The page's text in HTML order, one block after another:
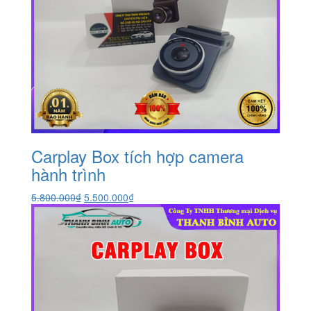
Carplay Box tích hợp camera
hành trình
5.800.000₫ Giá
gốc
là:
5.800.000₫.
5.500.000₫Giá
hiện
tại
là:
5.500.000₫.